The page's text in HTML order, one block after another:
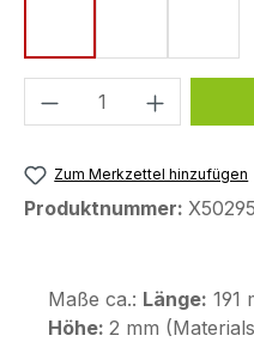
Produkt Anzahl:
Zum Merkzettel hinzufügen
Produktnummer:
Maße ca.: Länge: 191
Höhe: 2 mm